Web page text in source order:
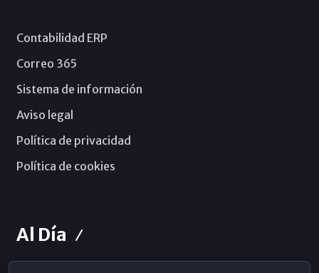
Contabilidad ERP
Correo 365
Sistema de información
Aviso legal
Política de privacidad
Política de cookies
Al Día